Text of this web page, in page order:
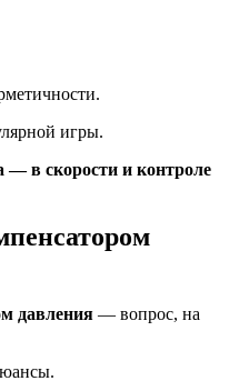
игры.
— в скорости и контроле
давления — вопрос, на